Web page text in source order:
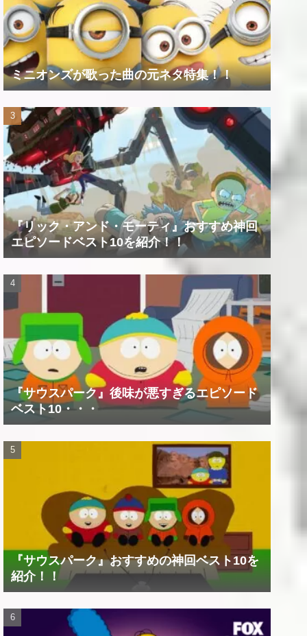
ミニオンズが歌った曲の元ネタ特集！！
『リック・アンド・モーティ』おすすめ神回
エピソードベスト10を紹介！！
『サウスパーク』後味が悪すぎるエピソード
ベスト10・・・
『サウスパーク』おすすめの神回ベスト10を
紹介！！